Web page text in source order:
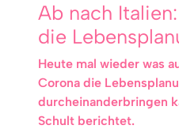
Ab nach
die
Heute mal wieder was
Corona die
durcheinanderbringen
Schult berichtet.